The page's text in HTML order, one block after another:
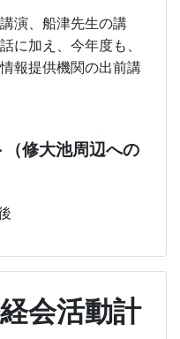
演、船津先生の講
に加え、今年度も、
報提供機関の出前講
（修大池周辺への
会活動計